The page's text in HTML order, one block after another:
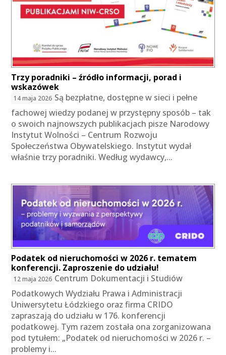
Trzy poradniki – źródło informacji, porad i
wskazówek
14 maja 2026 Są bezpłatne, dostępne w sieci i pełne
fachowej wiedzy podanej w przystępny sposób – tak
o swoich najnowszych publikacjach pisze Narodowy
Instytut Wolności – Centrum Rozwoju
Społeczeństwa Obywatelskiego. Instytut wydał
właśnie trzy poradniki. Według wydawcy,...
Podatek od nieruchomości w 2026 r. tematem
konferencji. Zaproszenie do udziału!
12 maja 2026 Centrum Dokumentacji i Studiów
Podatkowych Wydziału Prawa i Administracji
Uniwersytetu Łódzkiego oraz firma CRIDO
zapraszają do udziału w 176. konferencji
podatkowej. Tym razem została ona zorganizowana
pod tytułem: „Podatek od nieruchomości w 2026 r. –
problemy i...